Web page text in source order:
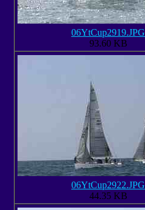
06YtCup2919.JPG
93.60 KB
06YtCup2922.JPG
44.35 KB